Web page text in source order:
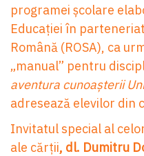
programei școlare
Educației în
Română (ROSA), ca
„manual” pentru
aventura cunoașterii
adresează elevilor din
Invitatul special al
ale cărții, dl. Dumitru